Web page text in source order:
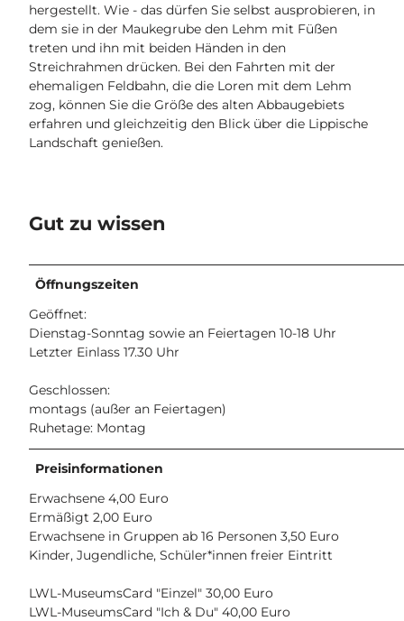
hergestellt. Wie - das dürfen Sie selbst ausprobieren, in
dem sie in der Maukegrube den Lehm mit Füßen
treten und ihn mit beiden Händen in den
Streichrahmen drücken. Bei den Fahrten mit der
ehemaligen Feldbahn, die die Loren mit dem Lehm
zog, können Sie die Größe des alten Abbaugebiets
erfahren und gleichzeitig den Blick über die Lippische
Landschaft genießen.
Gut zu wissen
Öffnungszeiten
Geöffnet:
Dienstag-Sonntag sowie an Feiertagen 10-18 Uhr
Letzter Einlass 17.30 Uhr
Geschlossen:
montags (außer an Feiertagen)
Ruhetage: Montag
Preisinformationen
Erwachsene 4,00 Euro
Ermäßigt 2,00 Euro
Erwachsene in Gruppen ab 16 Personen 3,50 Euro
Kinder, Jugendliche, Schüler*innen freier Eintritt
LWL-MuseumsCard "Einzel" 30,00 Euro
LWL-MuseumsCard "Ich & Du" 40,00 Euro